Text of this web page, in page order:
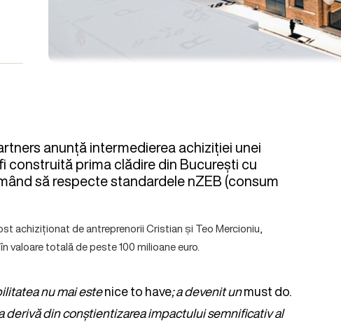
anunță intermedierea achiziției unei
construită prima clădire din București cu
să respecte standardele nZEB (consum
achiziționat de antreprenorii Cristian și Teo Mercioniu,
valoare totală de peste 100 milioane euro.
nu mai estenice to have; a devenit unmust do.
derivă din conștientizarea impactului semnificativ al